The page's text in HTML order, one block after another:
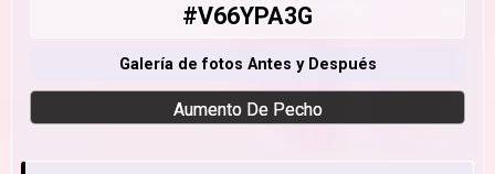
#V66YPA3G
Galería de fotos Antes y Después
Aumento De Pecho